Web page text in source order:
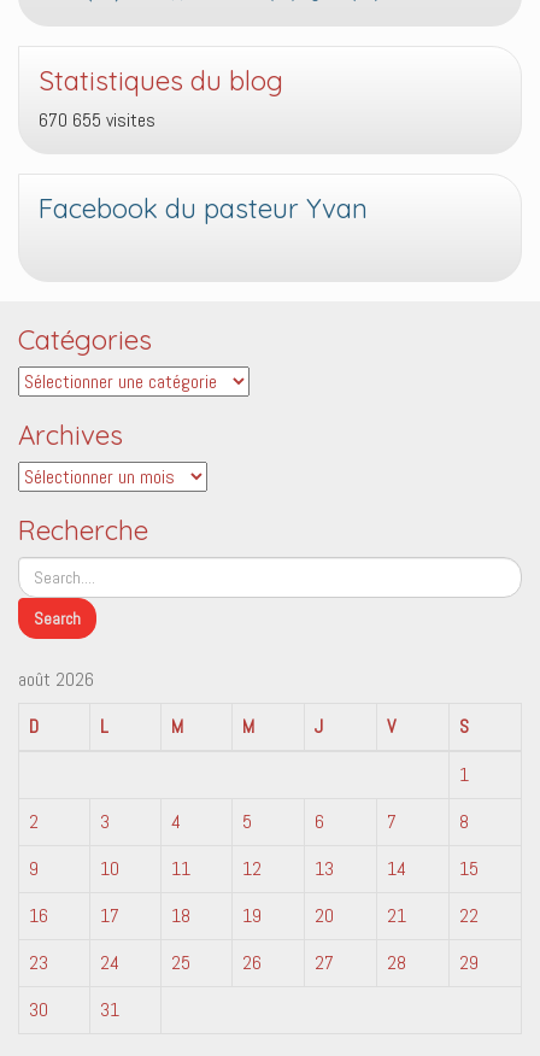
Statistiques du blog
670 655 visites
Facebook du pasteur Yvan
Catégories
Catégories
Archives
Archives
Recherche
août 2026
D
L M M J V
S
1
2
3 4 5 6 7
8
9
10 11 12 13 14
15
16
17 18 19 20 21
22
23
24 25 26 27 28
29
30
31